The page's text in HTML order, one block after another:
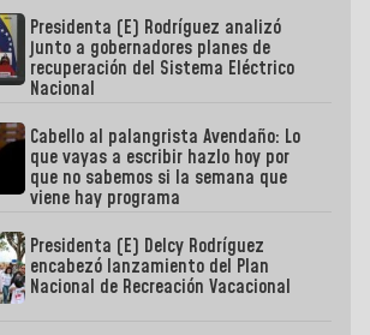
Presidenta (E) Rodríguez analizó
junto a gobernadores planes de
recuperación del Sistema Eléctrico
Nacional
Cabello al palangrista Avendaño: Lo
que vayas a escribir hazlo hoy por
que no sabemos si la semana que
viene hay programa
Presidenta (E) Delcy Rodríguez
encabezó lanzamiento del Plan
Nacional de Recreación Vacacional